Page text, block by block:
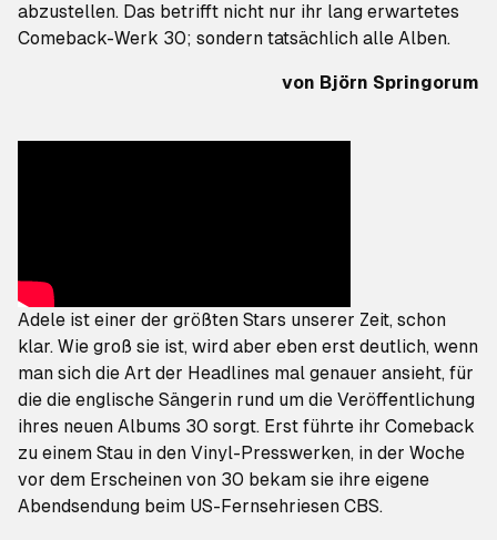
abzustellen. Das betrifft nicht nur ihr lang erwartetes
Comeback-Werk 30; sondern tatsächlich alle Alben.
von Björn Springorum
Adele ist einer der größten Stars unserer Zeit, schon
klar. Wie groß sie ist, wird aber eben erst deutlich, wenn
man sich die Art der Headlines mal genauer ansieht, für
die die englische Sängerin rund um die Veröffentlichung
ihres neuen Albums 30 sorgt. Erst führte ihr Comeback
zu einem Stau in den Vinyl-Presswerken, in der Woche
vor dem Erscheinen von 30 bekam sie ihre eigene
Abendsendung beim US-Fernsehriesen CBS.